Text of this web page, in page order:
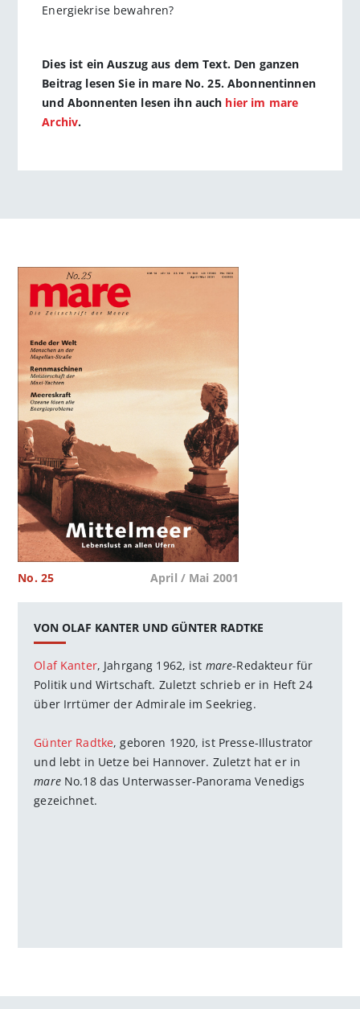
Energiekrise bewahren?
Dies ist ein Auszug aus dem Text. Den ganzen
Beitrag lesen Sie in mare No. 25. Abonnentinnen
und Abonnenten lesen ihn auch hier im mare
Archiv.
No. 25 April / Mai 2001
VON OLAF KANTER UND GÜNTER RADTKE
Olaf Kanter, Jahrgang 1962, ist mare-Redakteur für
Politik und Wirtschaft. Zuletzt schrieb er in Heft 24
über Irrtümer der Admirale im Seekrieg.
Günter Radtke, geboren 1920, ist Presse-Illustrator
und lebt in Uetze bei Hannover. Zuletzt hat er in
mareNo.18 das Unterwasser-Panorama Venedigs
gezeichnet.